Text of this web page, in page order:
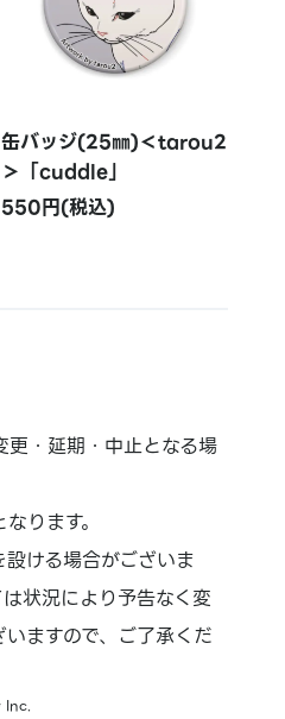
缶バッジ(25㎜)＜tarou2
＞「cuddle」
550円(税込)
・延期・中止となる場
ります。
ける場合がございま
状況により予告なく変
ますので、ご了承くだ